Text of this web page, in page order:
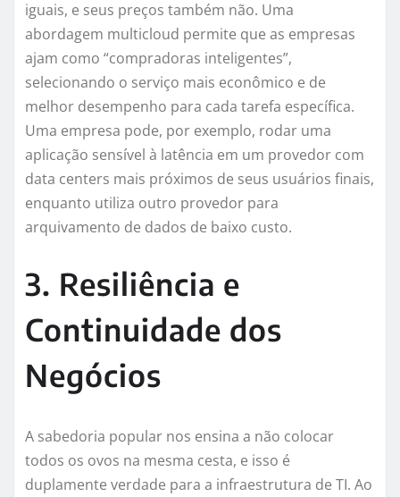
iguais, e seus preços também não. Uma
abordagem multicloud permite que as empresas
ajam como “compradoras inteligentes”,
selecionando o serviço mais econômico e de
melhor desempenho para cada tarefa específica.
Uma empresa pode, por exemplo, rodar uma
aplicação sensível à latência em um provedor com
data centers mais próximos de seus usuários finais,
enquanto utiliza outro provedor para
arquivamento de dados de baixo custo.
3. Resiliência e
Continuidade dos
Negócios
A sabedoria popular nos ensina a não colocar
todos os ovos na mesma cesta, e isso é
duplamente verdade para a infraestrutura de TI. Ao